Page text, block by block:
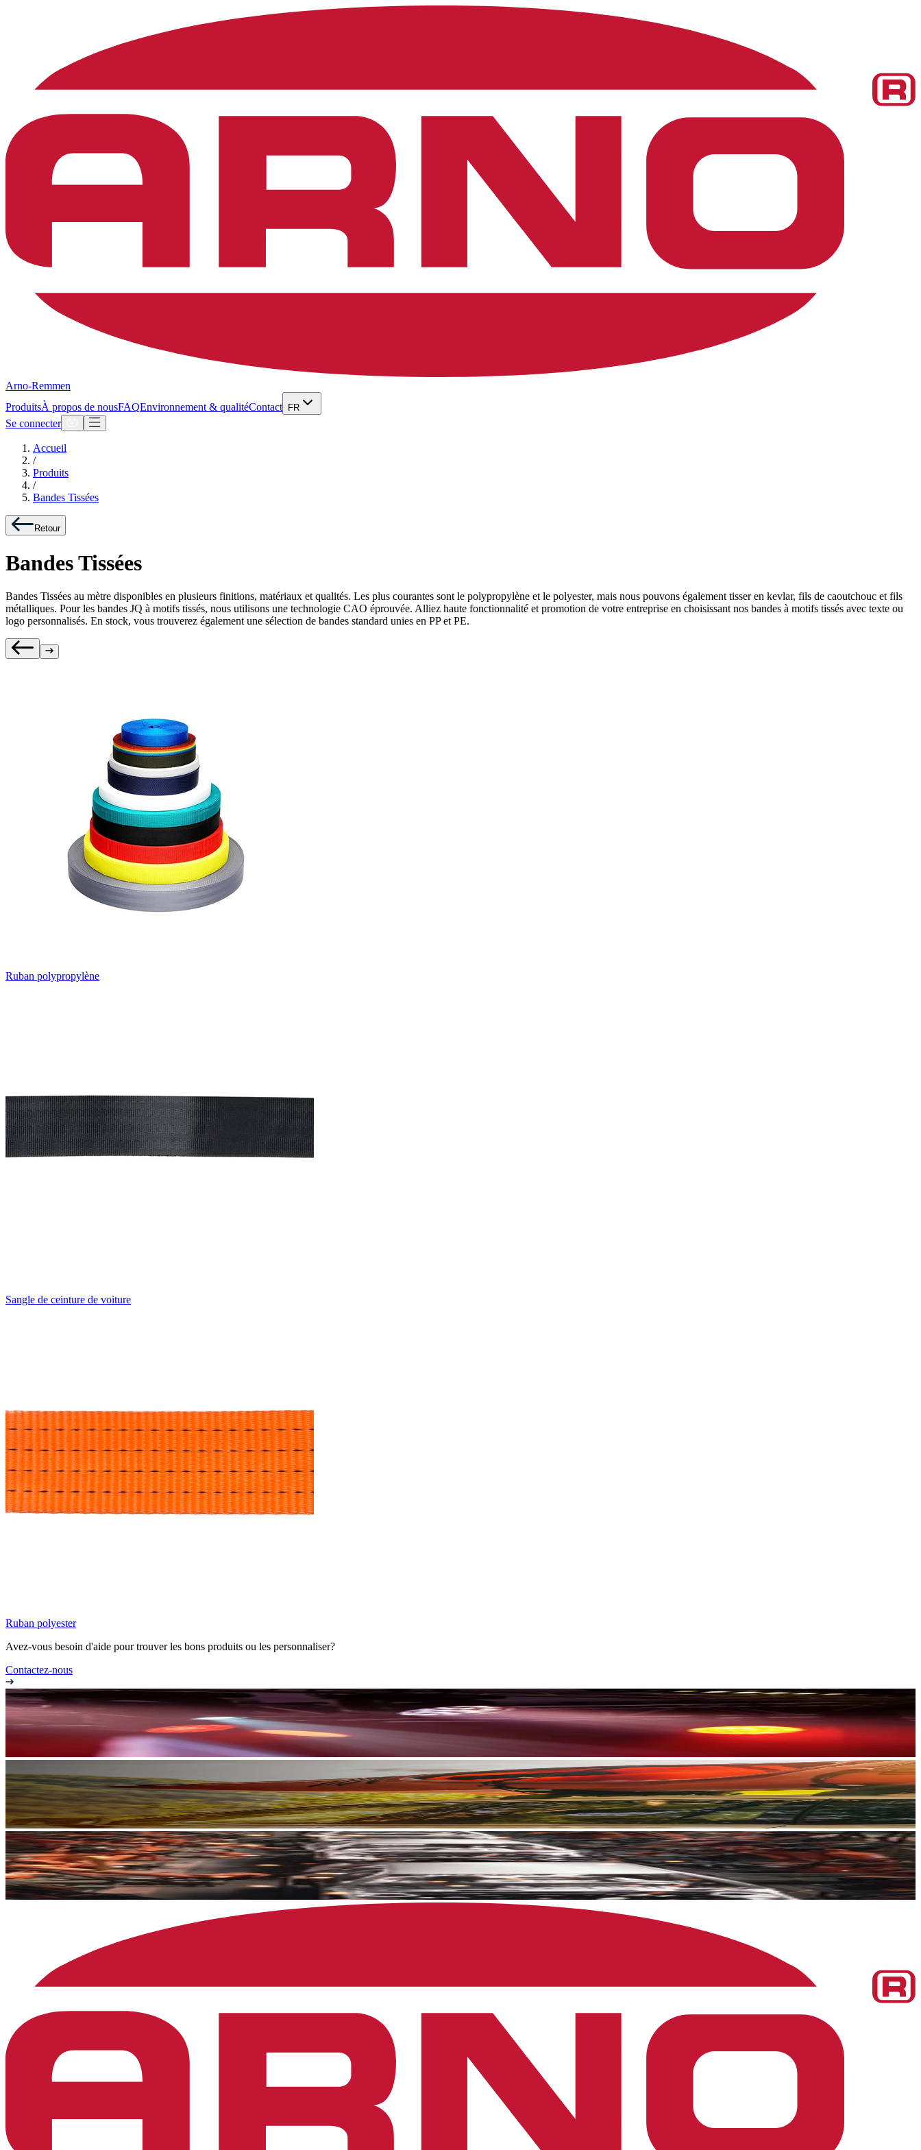
Arno-Remmen
ProduitsÀ propos de nousFAQEnvironnement & qualitéContact FR
Se connecter
Accueil
/
Produits
/
Bandes Tissées
Retour
Bandes Tissées
Bandes Tissées au mètre disponibles en plusieurs finitions, matériaux et qualités. Les plus courantes sont le polypropylène et le polyester, mais nous pouvons également tisser en kevlar, fils de caoutchouc et fils
métalliques. Pour les bandes JQ à motifs tissés, nous utilisons une technologie CAO éprouvée. Alliez haute fonctionnalité et promotion de votre entreprise en choisissant nos bandes à motifs tissés avec texte ou
logo personnalisés. En stock, vous trouverez également une sélection de bandes standard unies en PP et PE.
Ruban polypropylène
Sangle de ceinture de voiture
Ruban polyester
Avez-vous besoin d'aide pour trouver les bons produits ou les personnaliser?
Contactez-nous